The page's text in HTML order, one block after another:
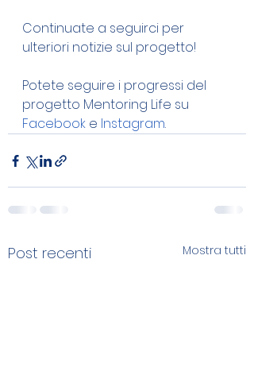
Continuate a seguirci per
ulteriori notizie sul progetto!
Potete seguire i progressi del
progetto Mentoring Life su
Facebook e Instagram.
Post recenti Mostra tutti